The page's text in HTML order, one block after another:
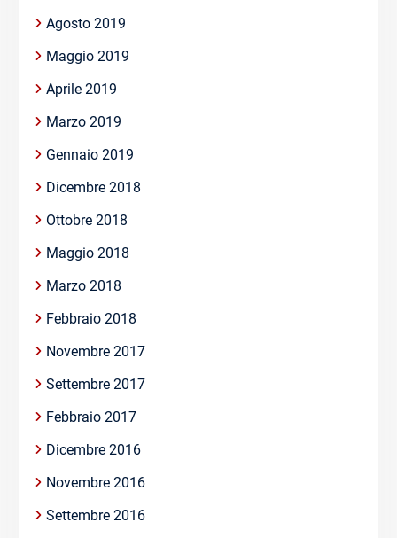
Agosto 2019
Maggio 2019
Aprile 2019
Marzo 2019
Gennaio 2019
Dicembre 2018
Ottobre 2018
Maggio 2018
Marzo 2018
Febbraio 2018
Novembre 2017
Settembre 2017
Febbraio 2017
Dicembre 2016
Novembre 2016
Settembre 2016